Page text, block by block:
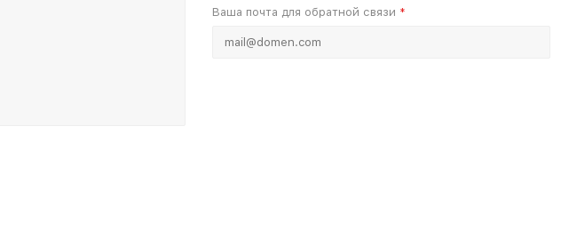
Ваша почта для обратной связи *